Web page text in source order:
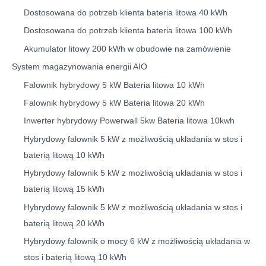
Dostosowana do potrzeb klienta bateria litowa 40 kWh
Dostosowana do potrzeb klienta bateria litowa 100 kWh
Akumulator litowy 200 kWh w obudowie na zamówienie
System magazynowania energii AIO
Falownik hybrydowy 5 kW Bateria litowa 10 kWh
Falownik hybrydowy 5 kW Bateria litowa 20 kWh
Inwerter hybrydowy Powerwall 5kw Bateria litowa 10kwh
Hybrydowy falownik 5 kW z możliwością układania w stos i
baterią litową 10 kWh
Hybrydowy falownik 5 kW z możliwością układania w stos i
baterią litową 15 kWh
Hybrydowy falownik 5 kW z możliwością układania w stos i
baterią litową 20 kWh
Hybrydowy falownik o mocy 6 kW z możliwością układania w
stos i baterią litową 10 kWh